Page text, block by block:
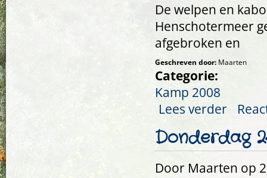
De welpen en
Henschotermeer
afgebroken en
Geschreven door: Maarten
Categorie:
Kamp 2008
Lees verder over
Donderdag
Door Maarten op